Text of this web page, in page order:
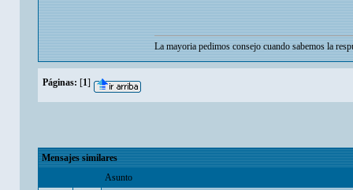
La mayoria pedimos consejo cuando sabemos la
Páginas: [1]
Mensajes similares
Asunto